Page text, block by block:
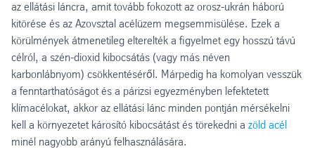
az ellátási láncra, amit tovább fokozott az orosz-ukrán háború
kitörése és az Azovsztal acélüzem megsemmisülése. Ezek a
körülmények átmenetileg elterelték a figyelmet egy hosszú távú
célról, a szén-dioxid kibocsátás (vagy más néven
karbonlábnyom) csökkentéséről. Márpedig ha komolyan vesszük
a fenntarthatóságot és a párizsi egyezményben lefektetett
klímacélokat, akkor az ellátási lánc minden pontján mérsékelni
kell a környezetet károsító kibocsátást és törekedni a zöld acél
minél nagyobb arányú felhasználására.